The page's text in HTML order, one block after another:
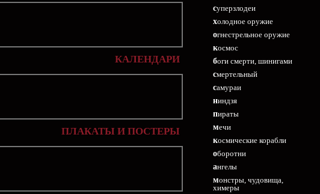
КАЛЕНДАРИ
ПЛАКАТЫ И ПОСТЕРЫ
суперзлодеи
холодное оружие
огнестрельное оружие
космос
боги смерти, шинигами
смертельный
самураи
ниндзя
пираты
мечи
космические корабли
оборотни
ангелы
монстры, чудовища,
химеры